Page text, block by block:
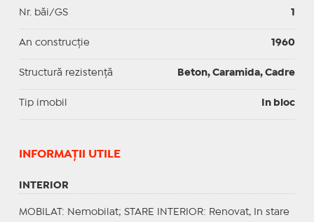
Nr. băi/GS 1
An construcție 1960
Structură rezistență Beton, Caramida, Cadre
Tip imobil In bloc
INFORMAŢII UTILE
INTERIOR
MOBILAT : Nemobilat; STARE INTERIOR: Renovat, In stare